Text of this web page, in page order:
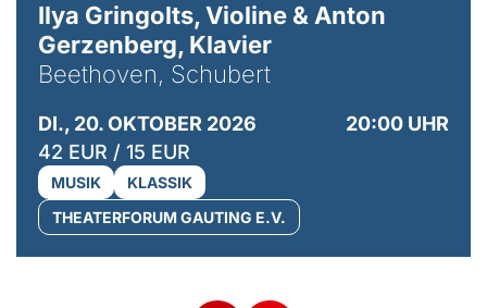
Ilya Gringolts, Violine & Anton
Gerzenberg, Klavier
Beethoven, Schubert
DI., 20. OKTOBER 2026
20:00 UHR
42 EUR / 15 EUR
MUSIK
KLASSIK
THEATERFORUM GAUTING E.V.